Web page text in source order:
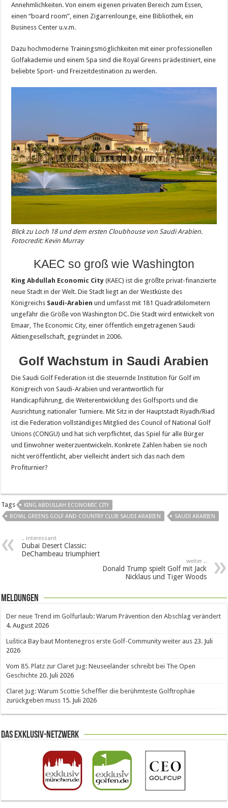
Annehmlichkeiten. Von einem eigenen privaten Bereich zum Essen,
einen “board room”, einen Zigarrenlounge, eine Bibliothek, ein
Business Center u.v.m.
Dazu hochmoderne Trainingsmöglichkeiten mit einer professionellen
Golfakademie und einem Spa sind die Royal Greens prädestiniert, eine
beliebte Sport- und Freizeitdestination zu werden.
Blick zu Loch 18 und dem ersten Cloubhouse von Saudi Arabien.
Fotocredit: Kevin Murray
KAEC so groß wie Washington
King Abdullah Economic City (KAEC) ist die größte privat-finanzierte
neue Stadt in der Welt. Die Stadt liegt an der Westküste des
Königreichs Saudi-Arabien und umfasst mit 181 Quadratkilometern
ungefähr die Größe von Washington DC. Die Stadt wird entwickelt von
Emaar, The Economic City, einer öffentlich eingetragenen Saudi
Aktiengesellschaft, gegründet in 2006.
Golf Wachstum in Saudi Arabien
Die Saudi Golf Federation ist die steuernde Institution für Golf im
Königreich von Saudi-Arabien und verantwortlich für
Handicapführung, die Weiterentwicklung des Golfsports und die
Ausrichtung nationaler Turniere. Mit Sitz in der Hauptstadt Riyadh/Riad
ist die Federation vollständiges Mitglied des Council of National Golf
Unions (CONGU) und hat sich verpflichtet, das Spiel für alle Bürger
und Einwohner weiterzuentwickeln. Konkrete Zahlen haben sie noch
nicht veröffentlicht, aber vielleicht ändert sich das nach dem
Profiturnier?
Tags
KING ABDULLAH ECONOMIC CITY
ROYAL GREENS GOLF AND COUNTRY CLUB SAUDI ARABIEN
SAUDI ARABIEN
.. interessant
Dubai Desert Classic:
DeChambeau triumphiert
weiter ..
Donald Trump spielt Golf mit Jack
Nicklaus und Tiger Woods
Meldungen
Der neue Trend im Golfurlaub: Warum Prävention den Abschlag verändert
4. August 2026
Luštica Bay baut Montenegros erste Golf-Community weiter aus 23. Juli
2026
Vom 85. Platz zur Claret Jug: Neuseeländer schreibt bei The Open
Geschichte 20. Juli 2026
Claret Jug: Warum Scottie Scheffler die berühmteste Golftrophäe
zurückgeben muss 15. Juli 2026
Das Exklusiv-Netzwerk